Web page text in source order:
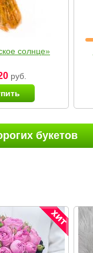
солнце»
руб.
букетов